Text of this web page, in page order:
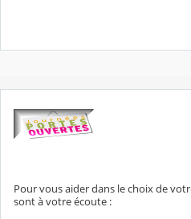
Pour vous aider dans le choix de
sont à votre écoute :